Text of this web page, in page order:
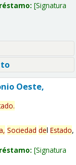
Signatura
Oeste,
.
Sociedad del Estado,
Signatura